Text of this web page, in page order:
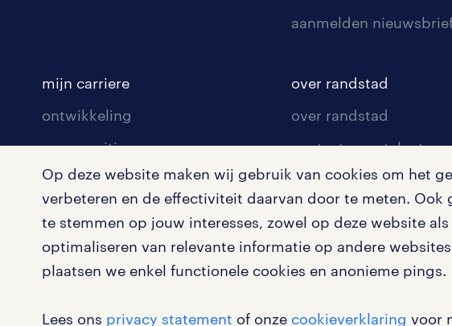
Op deze website maken wij gebruik van cookies om het
verbeteren en de effectiviteit daarvan door te meten.
te stemmen op jouw interesses, zowel op deze website
optimaliseren van relevante informatie op andere
plaatsen we enkel functionele cookies en anonieme pings.
Lees ons privacy statement of onze cookieverklaring voor
aanmelden
mijn carriere
ontwikkeling
communities
opleidingen en trainingen
arbeidsvoorwaarden
blogs en artikelen
over randstad
over randstad
contact voor talent
contact voor
pers
klachten en misstanden